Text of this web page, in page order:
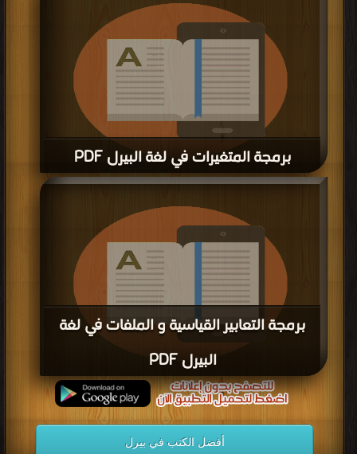
برمجة المتغيرات في لغة البيرل PDF
قراءة و تحميل كتاب برمجة المتغيرات في لغة البيرل PDF مجانا
برمجة التعابير القياسية و الملفات في لغة
البيرل PDF
قراءة و تحميل كتاب برمجة التعابير القياسية و الملفات في لغة البيرل PDF مجانا
أفضل الكتب في بيرل